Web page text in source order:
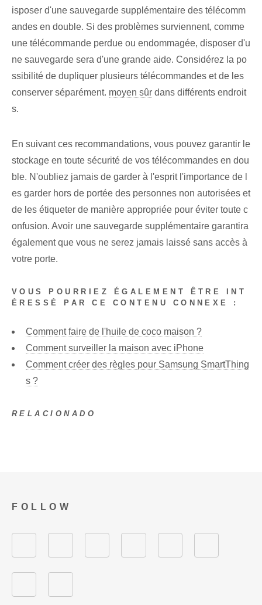
isposer d'une sauvegarde supplémentaire des télécomm
andes en double. Si des problèmes surviennent, comme
une télécommande perdue ou endommagée, disposer d'u
ne sauvegarde sera d'une grande aide. Considérez ⁤la⁢ po
ssibilité⁢ de dupliquer plusieurs télécommandes et de les
conserver séparément. moyen sûr dans différents endroit
s.
En suivant ces recommandations, vous pouvez garantir le
stockage en toute sécurité de⁤ vos télécommandes en dou
ble. N'oubliez jamais de garder à l'esprit l'importance de l
es garder hors de portée des personnes non autorisées et
de les étiqueter de manière appropriée pour éviter toute c
onfusion. Avoir une sauvegarde supplémentaire garantira
également que vous ne serez jamais laissé sans accès à
votre porte.
VOUS POURRIEZ ÉGALEMENT ÊTRE INT
ÉRESSÉ PAR CE CONTENU CONNEXE :
Comment faire de l'huile de coco maison ?
Comment surveiller la maison avec iPhone
Comment créer des règles pour Samsung SmartThing
s ?
RELACIONADO
FOLLOW